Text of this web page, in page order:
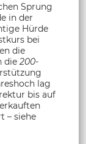
Sprung
in der
Hürde
bei
die
die 200-
lag
bis auf
– siehe